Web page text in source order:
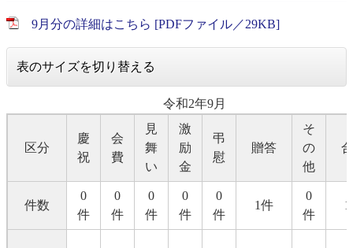
9月分の詳細はこちら [PDFファイル／29KB]
表のサイズを切り替える
令和2年9月
区分
慶
祝
会
費
見
舞
い
激
励
金
弔
慰
贈答
そ
の
他
件数
0
件
0
件
0
件
0
件
0
件
1件
0
件